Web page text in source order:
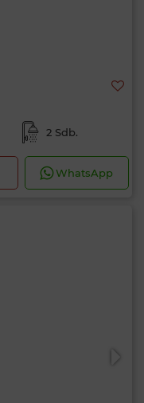
2 Sdb.
WhatsApp